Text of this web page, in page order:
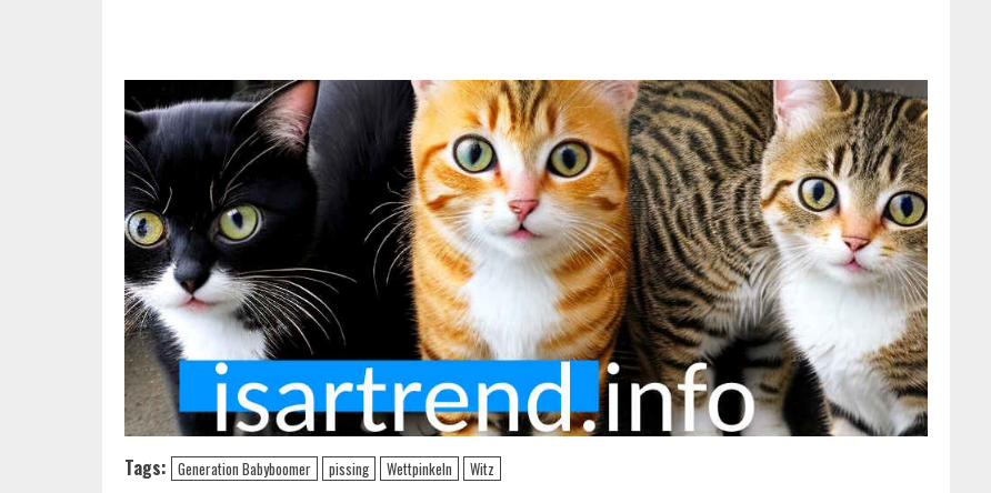
Tags: Generation Babyboomer pissing Wettpinkeln Witz